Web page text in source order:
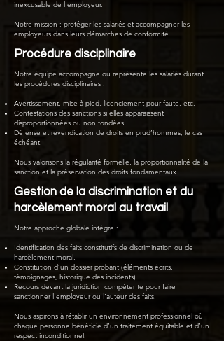
inexcusable de l'employeur.
Notre mission : protéger les salariés et accompagner les
employeurs dans leurs démarches de conformité.
Procédure disciplinaire
Notre équipe accompagne ou représente les salariés durant
les procédures disciplinaires :
Avertissement, mise à pied, licenciement pour faute, etc.
Contestations des sanctions si elles apparaissent
disproportionnées ou non fondées.
Défense et revendication de droits en prud’hommes, le cas
échéant.
Nous valorisons la régularité formelle, la proportionnalité de la
sanction et la préservation des droits fondamentaux.
Gestion de la discrimination et du
harcèlement moral au travail
Notre approche globale intègre :
Identification des faits constitutifs de discrimination ou de
harcèlement moral.
Constitution d’un dossier probant (éléments écrits,
témoignages, historique des incidents).
Recours devant la juridiction compétente pour faire
sanctionner l’employeur ou l’auteur des faits.
Nous aspirons à rétablir un environnement professionnel où
chaque personne bénéficie d’un traitement équitable et d’un
respect inconditionnel.